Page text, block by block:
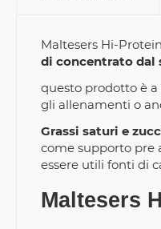
Maltesers Hi-
di concentrato dal
questo prodotto è
gli allenamenti o
Grassi saturi e
come supporto pre
essere utili fonti di
Maltesers